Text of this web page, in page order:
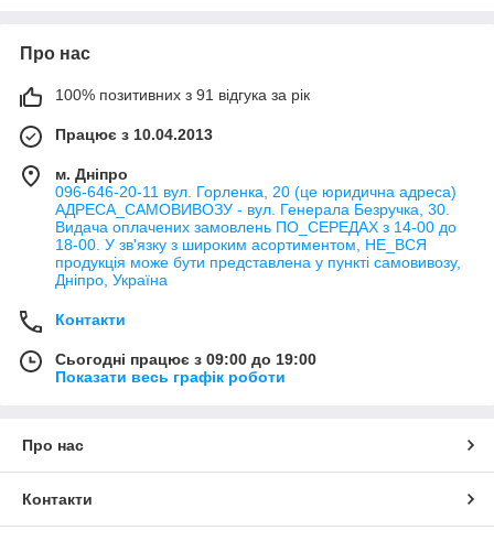
Про нас
100% позитивних з 91 відгука за рік
Працює з 10.04.2013
м. Дніпро
096-646-20-11 вул. Горленка, 20 (це юридична адреса)
АДРЕСА_САМОВИВОЗУ - вул. Генерала Безручка, 30.
Видача оплачених замовлень ПО_СЕРЕДАХ з 14-00 до
18-00. У зв'язку з широким асортиментом, НЕ_ВСЯ
продукція може бути представлена у пункті самовивозу,
Дніпро, Україна
Контакти
Сьогодні працює з 09:00 до 19:00
Показати весь графік роботи
Про нас
Контакти